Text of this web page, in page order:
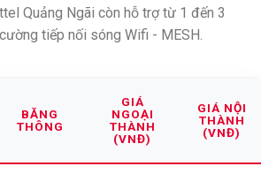
Quảng Ngãi còn hỗ trợ từ 1 đến 3
tiếp nối sóng Wifi - MESH.
BĂNG
THÔNG
GIÁ
NGOẠI
THÀNH
(VNĐ)
GIÁ NỘI
THÀNH
(VNĐ)